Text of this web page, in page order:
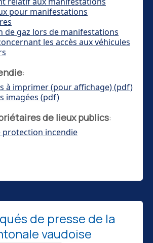
pour manifestations
de gaz lors de manifestations
les accès aux véhicules
:
à imprimer (pour affichage) (pdf)
imagées (pdf)
de lieux publics:
protection incendie
de presse de la
vaudoise